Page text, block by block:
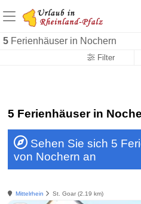
5 Ferienhäuser in Nochern
Filter
+1.500 Unterkünfte
+1.000 Sehenswürdigkeiten
5 Ferienhäuser in
Sehen Sie sich 5
von Nochern an
Mittelrhein St. Goar (2.19 km)